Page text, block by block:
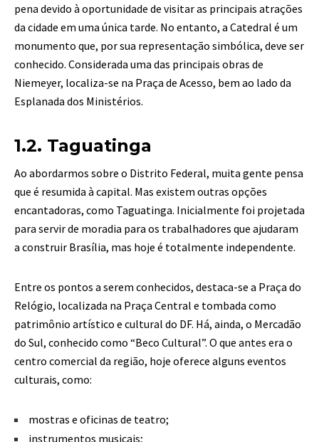
pena devido à oportunidade de visitar as principais atrações
da cidade em uma única tarde. No entanto, a Catedral é um
monumento que, por sua representação simbólica, deve ser
conhecido. Considerada uma das principais obras de
Niemeyer, localiza-se na Praça de Acesso, bem ao lado da
Esplanada dos Ministérios.
1.2. Taguatinga
Ao abordarmos sobre o Distrito Federal, muita gente pensa
que é resumida à capital. Mas existem outras opções
encantadoras, como Taguatinga. Inicialmente foi projetada
para servir de moradia para os trabalhadores que ajudaram
a construir Brasília, mas hoje é totalmente independente.
Entre os pontos a serem conhecidos, destaca-se a Praça do
Relógio, localizada na Praça Central e tombada como
patrimônio artístico e cultural do DF. Há, ainda, o Mercadão
do Sul, conhecido como “Beco Cultural”. O que antes era o
centro comercial da região, hoje oferece alguns eventos
culturais, como:
mostras e oficinas de teatro;
instrumentos musicais;